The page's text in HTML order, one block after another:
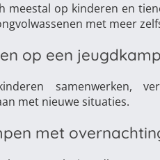
meestal op kinderen en
met meer
op een
samenwerken,
met nieuwe situaties.
met